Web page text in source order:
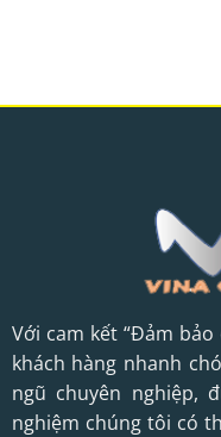
Với cam kết “Đảm
khách hàng nhanh
ngũ chuyên nghiệp,
nghiệm chúng tôi có